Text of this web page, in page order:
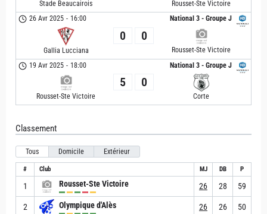
Stade Beaucairois
Rousset-Ste Victoire
National 3 - Groupe J
26 Avr 2025 - 16:00
Gallia Lucciana
0 0
Rousset-Ste Victoire
National 3 - Groupe J
19 Avr 2025 - 18:00
Rousset-Ste Victoire
5 0
Corte
Classement
Tous Domicile Extérieur
# Club MJ DB P
1 Rousset-Ste Victoire 26 28 59
2 Olympique d'Alès 26 26 50